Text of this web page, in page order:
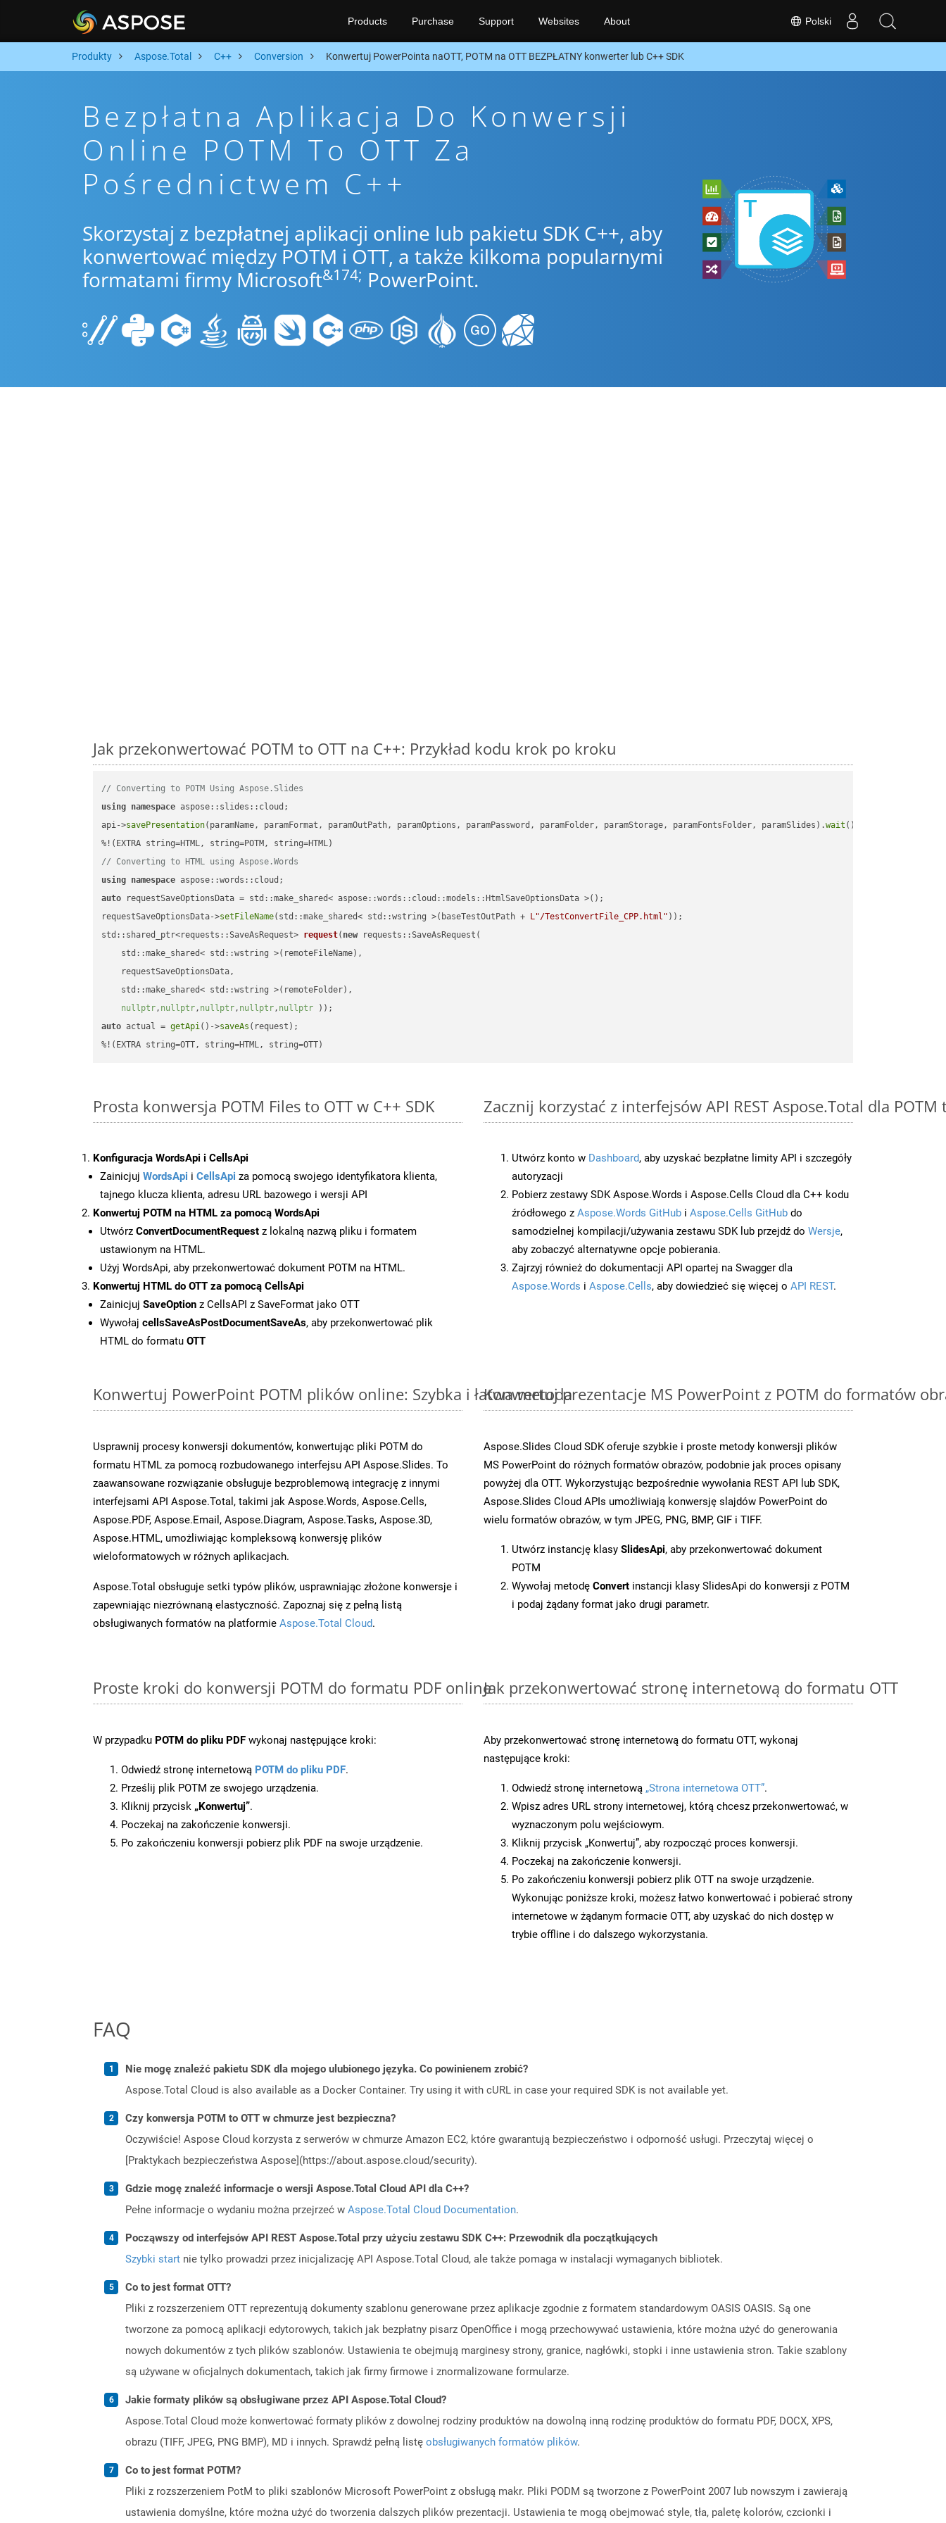
Polski
Products Purchase Support Websites About
Produkty Aspose.Total C++ Conversion Konwertuj PowerPointa naOTT, POTM na OTT BEZPŁATNY konwerter lub C++ SDK
Bezpłatna Aplikacja Do Konwersji
Online POTM To OTT Za
Pośrednictwem C++
Skorzystaj z bezpłatnej aplikacji online lub pakietu SDK C++, aby
konwertować między POTM i OTT, a także kilkoma popularnymi
formatami firmy Microsoft&174; PowerPoint.
Jak przekonwertować POTM to OTT na C++: Przykład kodu krok po kroku
// Converting to POTM Using Aspose.Slides
using namespace aspose::slides::cloud;
api->savePresentation(paramName, paramFormat, paramOutPath, paramOptions, paramPassword, paramFolder, paramStorage, paramFontsFolder, paramSlides).wait ();
// Converting to HTML using Aspose.Words
using namespace
auto requestSaveOptionsData = std::make_shared< aspose::words::cloud::models::HtmlSaveOptionsData >();
requestSaveOptionsData->setFileName(std::make_shared< std::wstring >(baseTestOutPath + L"/TestConvertFile_CPP.html"
std::shared_ptr<requests::SaveAsRequest> request( new requests::SaveAsRequest(
    std::make_shared< std::wstring >(remoteFileName),
    requestSaveOptionsData,
    std::make_shared< std::wstring >(remoteFolder),
nullptr, nullptr, nullptr, nullptr, nullptr ))
auto actual = getApi()->saveAs (request);
%!(EXTRA string=OTT, string=HTML, string=OTT)
Prosta konwersja POTM Files to OTT w C++ SDK
Konfiguracja WordsApi i CellsApi
Zainicjuj WordsApi i CellsApi za pomocą swojego identyfikatora klienta,
tajnego klucza klienta, adresu URL bazowego i wersji API
Konwertuj POTM na HTML za pomocą WordsApi
Utwórz ConvertDocumentRequest z lokalną nazwą pliku i formatem
ustawionym na HTML.
Użyj WordsApi, aby przekonwertować dokument POTM na HTML.
Konwertuj HTML do OTT za pomocą CellsApi
Zainicjuj SaveOption z CellsAPI z SaveFormat jako OTT
Wywołaj cellsSaveAsPostDocumentSaveAs, aby przekonwertować plik
HTML do formatu OTT
Zacznij korzystać z interfejsów API REST Aspose.Total dla POTM
Utwórz konto w Dashboard, aby uzyskać bezpłatne limity API i szczegóły
autoryzacji
Pobierz zestawy SDK Aspose.Words i Aspose.Cells Cloud dla C++ kodu
źródłowego z Aspose.Words GitHub i Aspose.Cells GitHub do
samodzielnej kompilacji/używania zestawu SDK lub przejdź do Wersje,
aby zobaczyć alternatywne opcje pobierania.
Zajrzyj również do dokumentacji API opartej na Swagger dla
Aspose.Words i Aspose.Cells, aby dowiedzieć się więcej o API REST.
Konwertuj PowerPoint POTM plików online: Szybka i łatwa metoda
Usprawnij procesy konwersji dokumentów, konwertując pliki POTM do
formatu HTML za pomocą rozbudowanego interfejsu API Aspose.Slides. To
zaawansowane rozwiązanie obsługuje bezproblemową integrację z innymi
interfejsami API Aspose.Total, takimi jak Aspose.Words, Aspose.Cells,
Aspose.PDF, Aspose.Email, Aspose.Diagram, Aspose.Tasks, Aspose.3D,
Aspose.HTML, umożliwiając kompleksową konwersję plików
wieloformatowych w różnych aplikacjach.
Aspose.Total obsługuje setki typów plików, usprawniając złożone konwersje i
zapewniając niezrównaną elastyczność. Zapoznaj się z pełną listą
obsługiwanych formatów na platformie Aspose.Total Cloud.
Konwertuj prezentacje MS PowerPoint z POTM do formatów
Aspose.Slides Cloud SDK oferuje szybkie i proste metody konwersji plików
MS PowerPoint do różnych formatów obrazów, podobnie jak proces opisany
powyżej dla OTT. Wykorzystując bezpośrednie wywołania REST API lub SDK,
Aspose.Slides Cloud APIs umożliwiają konwersję slajdów PowerPoint do
wielu formatów obrazów, w tym JPEG, PNG, BMP, GIF i TIFF.
Utwórz instancję klasy SlidesApi, aby przekonwertować dokument
POTM
Wywołaj metodę Convert instancji klasy SlidesApi do konwersji z POTM
i podaj żądany format jako drugi parametr.
Proste kroki do konwersji POTM do formatu PDF online
W przypadku POTM do pliku PDF wykonaj następujące kroki:
Odwiedź stronę internetową POTM do pliku PDF.
Prześlij plik POTM ze swojego urządzenia.
Kliknij przycisk „Konwertuj”.
Poczekaj na zakończenie konwersji.
Po zakończeniu konwersji pobierz plik PDF na swoje urządzenie.
Jak przekonwertować stronę internetową do formatu OTT
Aby przekonwertować stronę internetową do formatu OTT, wykonaj
następujące kroki:
Odwiedź stronę internetową „Strona internetowa OTT”.
Wpisz adres URL strony internetowej, którą chcesz przekonwertować, w
wyznaczonym polu wejściowym.
Kliknij przycisk „Konwertuj”, aby rozpocząć proces konwersji.
Poczekaj na zakończenie konwersji.
Po zakończeniu konwersji pobierz plik OTT na swoje urządzenie.
Wykonując poniższe kroki, możesz łatwo konwertować i pobierać strony
internetowe w żądanym formacie OTT, aby uzyskać do nich dostęp w
trybie offline i do dalszego wykorzystania.
FAQ
Nie mogę znaleźć pakietu SDK dla mojego ulubionego języka. Co powinienem zrobić?
Aspose.Total Cloud is also available as a Docker Container. Try using it with cURL in case your required SDK is not available yet.
Czy konwersja POTM to OTT w chmurze jest bezpieczna?
Oczywiście! Aspose Cloud korzysta z serwerów w chmurze Amazon EC2, które gwarantują bezpieczeństwo i odporność usługi. Przeczytaj więcej o
[Praktykach bezpieczeństwa Aspose](https://about.aspose.cloud/security).
Gdzie mogę znaleźć informacje o wersji Aspose.Total Cloud API dla C++?
Pełne informacje o wydaniu można przejrzeć w Aspose.Total Cloud Documentation.
Począwszy od interfejsów API REST Aspose.Total przy użyciu zestawu SDK C++: Przewodnik dla początkujących
Szybki start nie tylko prowadzi przez inicjalizację API Aspose.Total Cloud, ale także pomaga w instalacji wymaganych bibliotek.
Co to jest format OTT?
Pliki z rozszerzeniem OTT reprezentują dokumenty szablonu generowane przez aplikacje zgodnie z formatem standardowym OASIS OASIS. Są one
tworzone za pomocą aplikacji edytorowych, takich jak bezpłatny pisarz OpenOffice i mogą przechowywać ustawienia, które można użyć do generowania
nowych dokumentów z tych plików szablonów. Ustawienia te obejmują marginesy strony, granice, nagłówki, stopki i inne ustawienia stron. Takie szablony
są używane w oficjalnych dokumentach, takich jak firmy firmowe i znormalizowane formularze.
Jakie formaty plików są obsługiwane przez API Aspose.Total Cloud?
Aspose.Total Cloud może konwertować formaty plików z dowolnej rodziny produktów na dowolną inną rodzinę produktów do formatu PDF, DOCX, XPS,
obrazu (TIFF, JPEG, PNG BMP), MD i innych. Sprawdź pełną listę obsługiwanych formatów plików.
Co to jest format POTM?
Pliki z rozszerzeniem PotM to pliki szablonów Microsoft PowerPoint z obsługą makr. Pliki PODM są tworzone z PowerPoint 2007 lub nowszym i zawierają
ustawienia domyślne, które można użyć do tworzenia dalszych plików prezentacji. Ustawienia te mogą obejmować style, tła, paletę kolorów, czcionki i